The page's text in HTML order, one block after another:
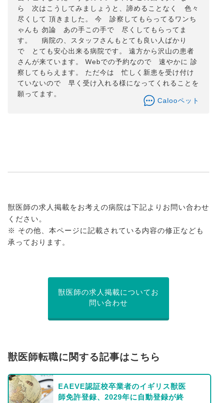
ら 次はこうしてみましょうと、諦めることなく 色々
尽くして 頂きました。 今 診察してもらってるワンち
ゃんも 勿論 あの手この手で 尽くしてもらってま
す。 病院の、スタッフさんもとても良い人ばかり
で とても安心出来る病院です。 遠方から沢山の患者
さんが来ています。 Webでの予約なので 速やかに 診
察してもらえます。 ただ今は 忙しく新患を受け付け
ていないので 早く受け入れる様になってくれることを
願ってます。
Calooペット
獣医師の求人掲載をお考えの病院は下記よりお問い合わせ
ください。
※ その他、本ページに記載されている内容の修正なども
承っております。
獣医師の求人掲載についてお
問い合わせ
獣医師転職に関する記事はこちら
EAEVE認証校卒業者のイギリス獣医
師免許登録、2029年に自動登録が終